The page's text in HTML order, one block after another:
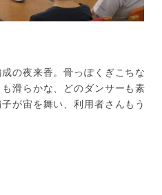
の夜来香。骨っぽくぎこちな
滑らかな、どのダンサーも素
が宙を舞い、利用者さんもう